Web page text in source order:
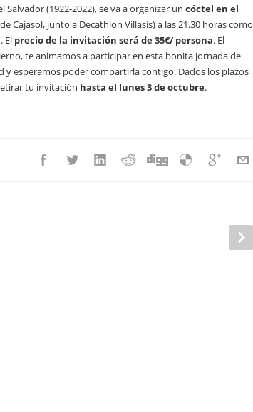
Salvador (1922-2022), se va a organizar un cóctel en el
Cajasol, junto a Decathlon Villasís) a las 21.30 horas como
El precio de la invitación será de 35€/ persona. El
te animamos a participar en esta bonita jornada de
y esperamos poder compartirla contigo. Dados los plazos
tu invitación hasta el lunes 3 de octubre.